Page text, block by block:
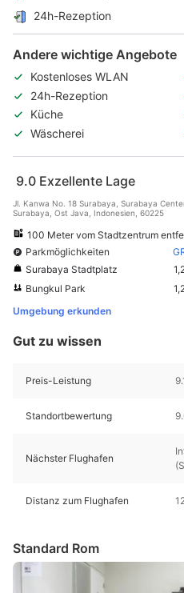
24h-Rezeption
Andere wichtige Angebote
Kostenloses WLAN
24h-Rezeption
Küche
Wäscherei
9.0 Exzellente Lage
Jl. Kanwa No. 18 Surabaya, Surabaya
Surabaya, Ost Java, Indonesien, 60225
100 Meter vom Stadtzentrum
Parkmöglichkeiten
Surabaya Stadtplatz
Bungkul Park
Umgebung erkunden
Gut zu wissen
Preis-Leistung
Standortbewertung
Nächster Flughafen
Distanz zum Flughafen
Standard Rom